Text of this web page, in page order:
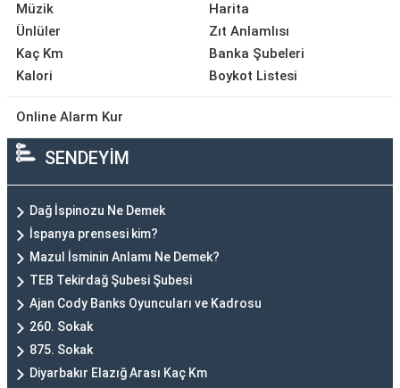
Müzik
Ünlüler
Kaç Km
Kalori
Harita
Zıt Anlamlısı
Banka Şubeleri
Boykot Listesi
Online Alarm Kur
SENDEYİM
Dağ İspinozu Ne Demek
İspanya prensesi kim?
Mazul İsminin Anlamı Ne Demek?
TEB Tekirdağ Şubesi Şubesi
Ajan Cody Banks Oyuncuları ve Kadrosu
260. Sokak
875. Sokak
Diyarbakır Elazığ Arası Kaç Km